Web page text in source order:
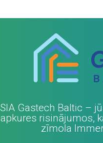
SIA Gastech Baltic –
apkures risinājumos,
zīmola